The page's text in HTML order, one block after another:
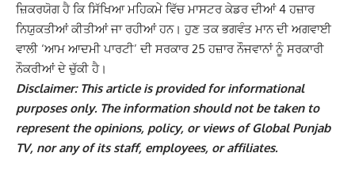
ਜ਼ਿਕਰਯੋਗ ਹੈ ਕਿ ਸਿੱਖਿਆ ਮਹਿਕਮੇ ਵਿੱਚ ਮਾਸਟਰ ਕੇਡਰ ਦੀਆਂ 4 ਹਜ਼ਾਰ
ਨਿਯੁਕਤੀਆਂ ਕੀਤੀਆਂ ਜਾ ਰਹੀਆਂ ਹਨ। ਹੁਣ ਤਕ ਭਗਵੰਤ ਮਾਨ ਦੀ ਅਗਵਾਈ
ਵਾਲੀ ‘ਆਮ ਆਦਮੀ ਪਾਰਟੀ’ ਦੀ ਸਰਕਾਰ 25 ਹਜ਼ਾਰ ਨੌਜਵਾਨਾਂ ਨੂੰ ਸਰਕਾਰੀ
ਨੌਕਰੀਆਂ ਦੇ ਚੁੱਕੀ ਹੈ।
Disclaimer: This article is provided for informational
purposes only. The information should not be taken to
represent the opinions, policy, or views of Global Punjab
TV, nor any of its staff, employees, or affiliates.